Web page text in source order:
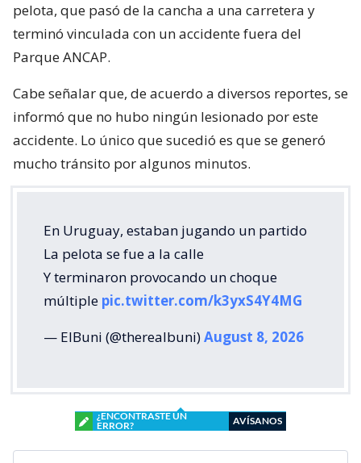
pelota, que pasó de la cancha a una carretera y
terminó vinculada con un accidente fuera del
Parque ANCAP.
Cabe señalar que, de acuerdo a diversos reportes, se
informó que no hubo ningún lesionado por este
accidente. Lo único que sucedió es que se generó
mucho tránsito por algunos minutos.
En Uruguay, estaban jugando un partido
La pelota se fue a la calle
Y terminaron provocando un choque
múltiple pic.twitter.com/k3yxS4Y4MG
— ElBuni (@therealbuni)August 8, 2026
¿ENCONTRASTE UN
ERROR?
AVÍSANOS